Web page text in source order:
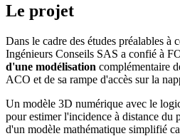
Le projet
Dans le cadre des études préalables à
Ingénieurs Conseils SAS a confié à
d'une modélisation complémentaire
ACO et de sa rampe d'accès sur la
Un modèle 3D numérique avec le
pour estimer l'incidence à distance du
d'un modèle mathématique simplifié